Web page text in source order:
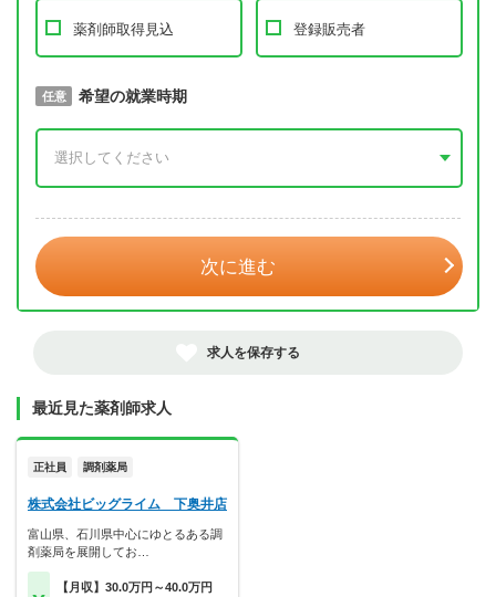
薬剤師取得見込 登録販売者
必須 取得予定年
任意 希望の就業時期
次に進む
求人を保存する
最近見た薬剤師求人
正社員 調剤薬局
株式会社ビッグライム 下奥井店
富山県、石川県中心にゆとるある調
剤薬局を展開してお…
【月収】30.0万円～40.0万円